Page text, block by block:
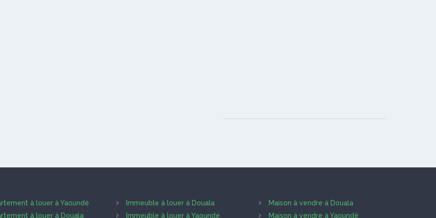
à louer à Yaoundé
à louer à Douala
Immeuble à louer à Douala
Immeuble à louer à Yaoundé
Maison à vendre à Douala
Maison à vendre à Yaoundé